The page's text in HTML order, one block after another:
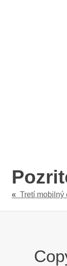
« Tretí mobilný